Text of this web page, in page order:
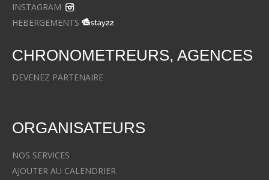
INSTAGRAM
HEBERGEMENTS
CHRONOMETREURS, AGENCES
DEVENEZ PARTENAIRE
ORGANISATEURS
NOS SERVICES
AJOUTER AU CALENDRIER